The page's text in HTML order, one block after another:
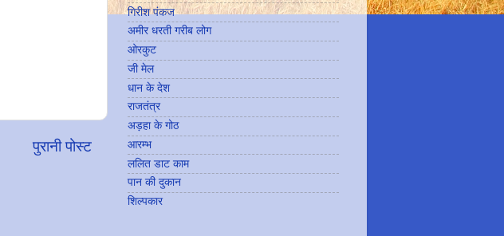
पुरानी पोस्ट
गिरीश पंकज
अमीर धरती गरीब लोग
ओरकुट
जी मेल
धान के देश
राजतंत्र
अड़हा के गोठ
आरम्भ
ललित डाट काम
पान की दुकान
शिल्पकार